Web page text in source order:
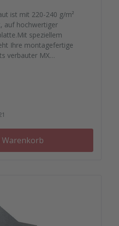
ist mit 220-240 g/m²
auf hochwertiger
speziellem
Ihre montagefertige
verbauter MX
der Dichtfugenmasse,
bis zu
prefix="o" />
Warenkorb